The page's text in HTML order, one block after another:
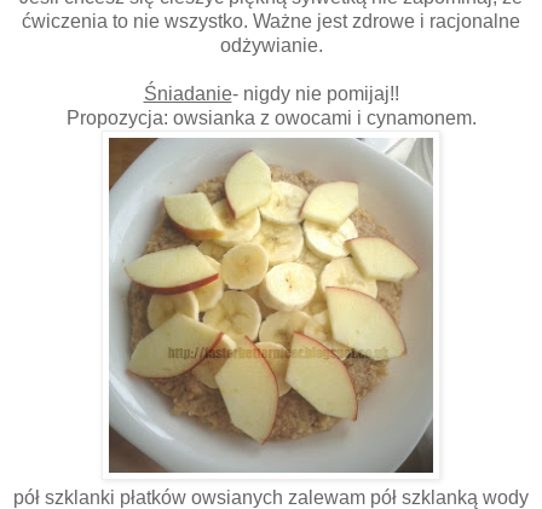
ćwiczenia to nie wszystko. Ważne jest zdrowe i racjonalne
odżywianie.
Śniadanie- nigdy nie pomijaj!!
Propozycja: owsianka z owocami i cynamonem.
pół szklanki płatków owsianych zalewam pół szklanką wody